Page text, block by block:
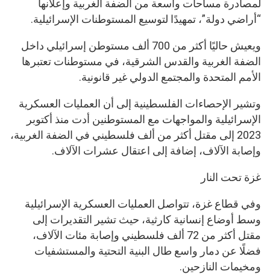
لمصادرة مساحات واسعة من الضفة الغربية وإعلانها
“أراضي دولة”، تمهيدًا لتوسيع المستوطنات الإسرائيلية.
ويعيش حاليًا أكثر من 700 ألف مستوطن إسرائيلي داخل
الضفة الغربية والقدس الشرقية، في مستوطنات تعتبرها
الأمم المتحدة والمجتمع الدولي غير قانونية.
وتشير الإحصاءات الفلسطينية إلى أن العمليات العسكرية
الإسرائيلية والمواجهات مع المستوطنين أدت منذ أكتوبر
2023 إلى مقتل أكثر من ألف فلسطيني في الضفة الغربية،
وإصابة الآلاف، إضافة إلى اعتقال عشرات الآلاف.
غزة تحت النار
وفي قطاع غزة، تتواصل العمليات العسكرية الإسرائيلية
وسط أوضاع إنسانية كارثية، حيث تشير التقديرات إلى
مقتل أكثر من 72 ألف فلسطيني وإصابة مئات الآلاف،
فضلًا عن دمار واسع طال البنية التحتية والمستشفيات
ومخيمات النازحين.